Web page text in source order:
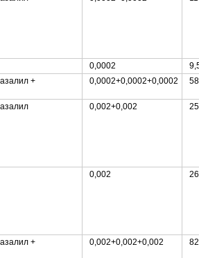
0,0002
+
0,0002+0,0002+0,0002
0,002+0,002
0,002
+
0,002+0,002+0,002